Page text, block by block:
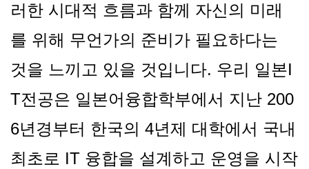
러한 시대적 흐름과 함께 자신의 미래
를 위해 무언가의 준비가 필요하다는
것을 느끼고 있을 것입니다. 우리 일본I
T전공은 일본어융합학부에서 지난 200
6년경부터 한국의 4년제 대학에서 국내
최초로 IT 융합을 설계하고 운영을 시작